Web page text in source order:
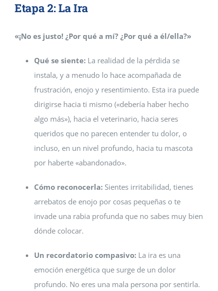
Etapa 2: La Ira
«¡No es justo! ¿Por qué a mí? ¿Por qué a él/ella?»
Qué se siente: La realidad de la pérdida se
instala, y a menudo lo hace acompañada de
frustración, enojo y resentimiento. Esta ira puede
dirigirse hacia ti mismo («debería haber hecho
algo más»), hacia el veterinario, hacia seres
queridos que no parecen entender tu dolor, o
incluso, en un nivel profundo, hacia tu mascota
por haberte «abandonado».
Cómo reconocerla: Sientes irritabilidad, tienes
arrebatos de enojo por cosas pequeñas o te
invade una rabia profunda que no sabes muy bien
dónde colocar.
Un recordatorio compasivo: La ira es una
emoción energética que surge de un dolor
profundo. No eres una mala persona por sentirla.